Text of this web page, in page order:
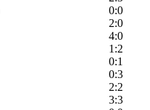
0:0
2:0
4:0
1:2
0:1
0:3
2:2
3:3